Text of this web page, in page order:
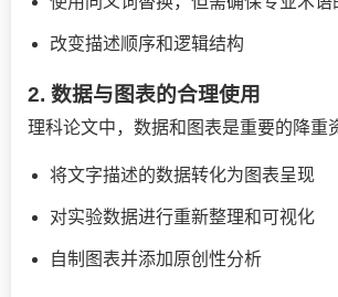
改变描述顺序和逻辑结构
2. 数据与图表的合理使用
理科论文中，数据和图表是重要的降重
将文字描述的数据转化为图表呈现
对实验数据进行重新整理和可视化
自制图表并添加原创性分析